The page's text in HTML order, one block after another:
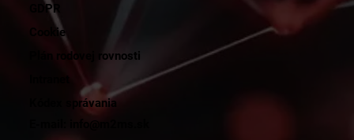
GDPR
Cookie
Plán rodovej rovnosti
Kódex správania
E-mail: info@m2ms.sk